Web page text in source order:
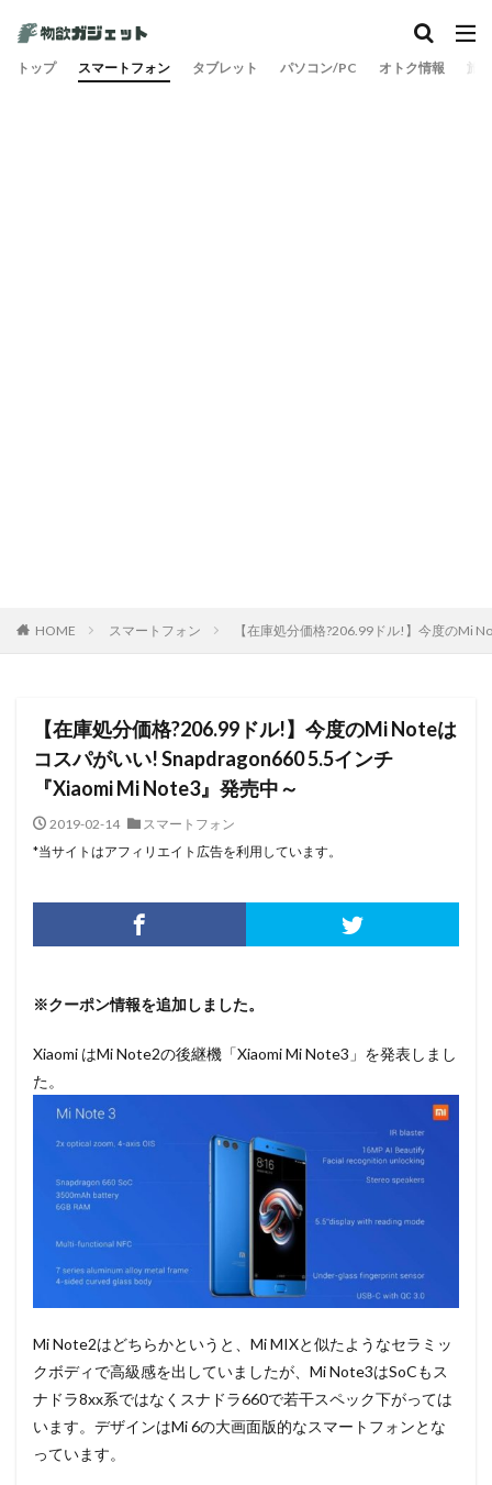
トップ スマートフォン タブレット パソコン/PC オトク情報 旅
HOME スマートフォン 【在庫処分価格?206.99ドル!】今度のMi
【在庫処分価格?206.99ドル!】今度のMi Noteは
コスパがいい! Snapdragon660 5.5インチ
『Xiaomi Mi Note3』発売中～
2019-02-14
スマートフォン
*当サイトはアフィリエイト広告を利用しています。
※クーポン情報を追加しました。
Xiaomi はMi Note2の後継機「Xiaomi Mi Note3」を発表しまし
た。
Mi Note2はどちらかというと、Mi MIXと似たようなセラミッ
クボディで高級感を出していましたが、Mi Note3はSoCもス
ナドラ8xx系ではなくスナドラ660で若干スペック下がっては
います。デザインはMi 6の大画面版的なスマートフォンとな
っています。